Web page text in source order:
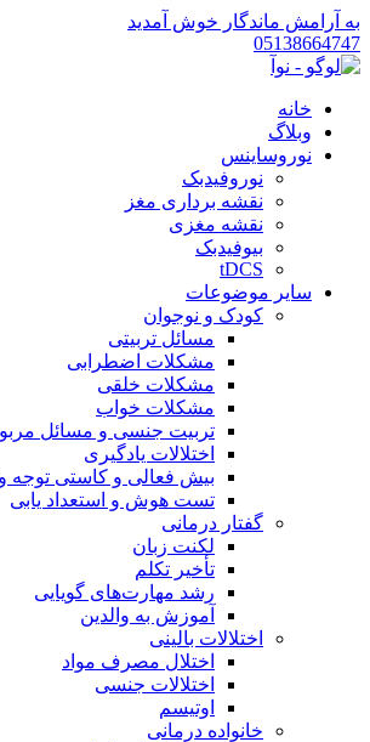
به آرامش ماندگار خوش آمدید
05138664747
خانه
وبلاگ
نوروساینس
نوروفیدبک
نقشه برداری مغز
نقشه مغزی
بیوفیدبک
tDCS
سایر موضوعات
کودک و نوجوان
مسائل تربیتی
مشکلات اضطرابی
مشکلات خلقی
مشکلات خواب
تربیت جنسی و مسائل
اختلالات یادگیری
بیش فعالی و کاستی توجه
تست هوش و استعداد یابی
گفتار درمانی
لکنت زبان
تأخیر تکلم
رشد مهارت‌های گویایی
آموزش به والدین
اختلالات بالینی
اختلال مصرف مواد
اختلالات جنسی
اوتیسم
خانواده درمانی